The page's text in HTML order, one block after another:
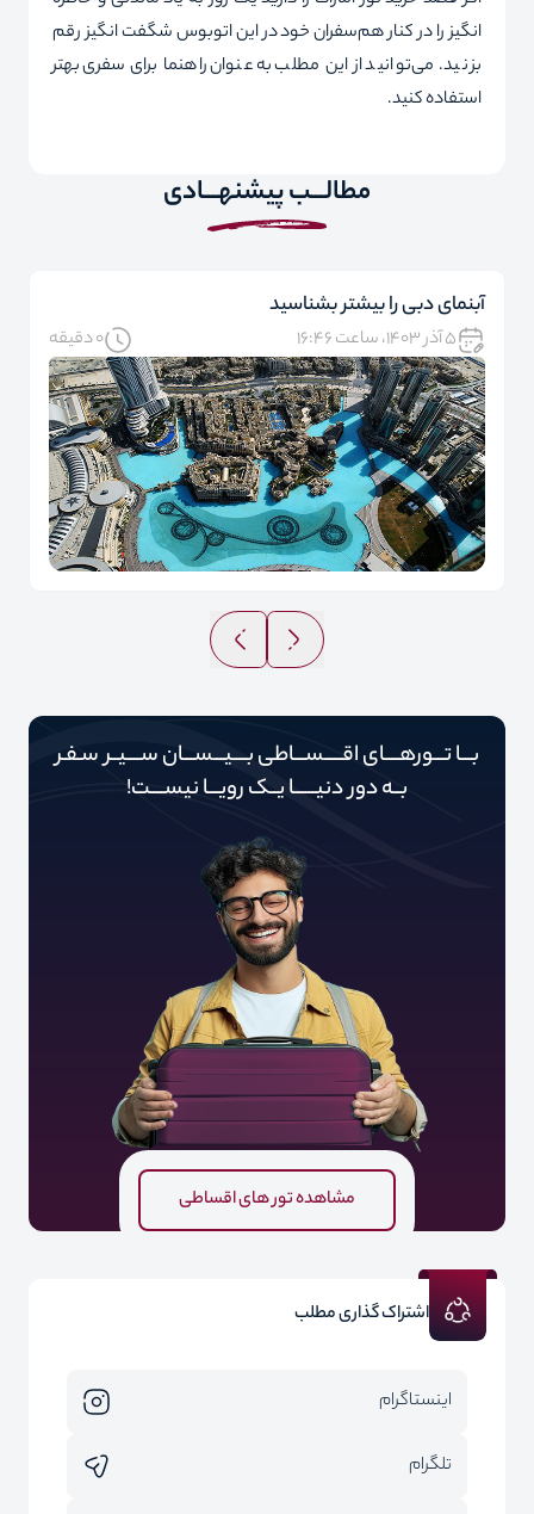
انگیز را در کنار هم‌سفران خود در این اتوبوس شگفت انگیز رقم
بزنید. می‌توانید از این مطلب به عنوان راهنما برای سفری بهتر
استفاده کنید.
مطالـــب پیشنهـــادی
آبنمای دبی را بیشتر بشناسید
۵ آذر ۱۴۰۳، ساعت ۱۶:۴۶ 0 دقیقه
بـــا تـــورهــــای اقـــــســـاطی بــــیـــســـان ســــیــر سـفـر
بــه دور‌‌‌‌ دنیـــــ‌‌ـا یــک رویـــا نیســــت!
مشاهده تور های اقساطی
اشتراک گذاری مطلب
اینستاگرام
تلگرام